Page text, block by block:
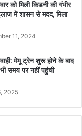
को मिली किडनी की गंभीर
में शासन से मदद, मिला
11, 2024
मेमू ट्रेन शुरू होने के बाद
समय पर नहीं पहुंची
2025